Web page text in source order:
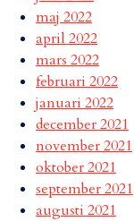
maj 2022
april 2022
mars 2022
februari 2022
januari 2022
december 2021
november 2021
oktober 2021
september 2021
augusti 2021